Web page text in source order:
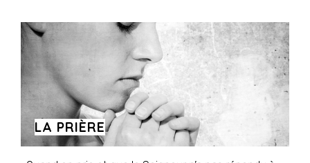
LA PRIÈRE